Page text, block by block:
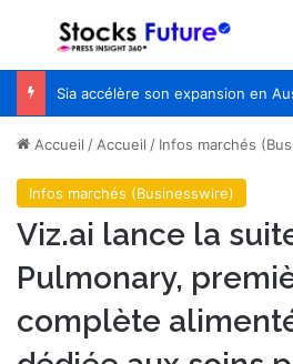
Menu
Accueil /Accueil / Infos marchés
Infos marchés (Businesswire)
Viz.ai lance la
Pulmonary,
complète